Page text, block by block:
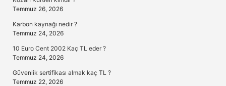
Temmuz 26, 2026
Karbon kaynağı nedir ?
Temmuz 24, 2026
10 Euro Cent 2002 Kaç TL eder ?
Temmuz 24, 2026
Güvenlik sertifikası almak kaç TL ?
Temmuz 22, 2026